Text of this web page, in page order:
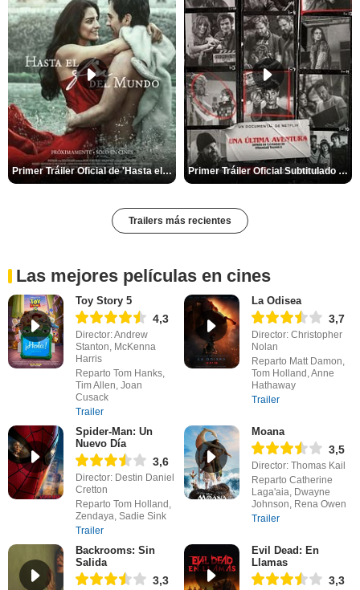
Primer Tráiler Oficial de 'Hasta el fin del mundo' Primer Tráiler Oficial Subtitulado de 'Una última aventura: Detrás de cámaras de Stranger Things 5'
Trailers más recientes
Las mejores películas en cines
Toy Story 5
4,3
Director: Andrew
Stanton, McKenna
Harris
Reparto Tom Hanks,
Tim Allen, Joan
Cusack
Trailer
La Odisea
3,7
Director: Christopher
Nolan
Reparto Matt Damon,
Tom Holland, Anne
Hathaway
Trailer
Spider-Man: Un
Nuevo Día
3,6
Director: Destin Daniel
Cretton
Reparto Tom Holland,
Zendaya, Sadie Sink
Trailer
Moana
3,5
Director: Thomas Kail
Reparto Catherine
Laga'aia, Dwayne
Johnson, Rena Owen
Trailer
Backrooms: Sin
Salida
3,3
Evil Dead: En
Llamas
3,3